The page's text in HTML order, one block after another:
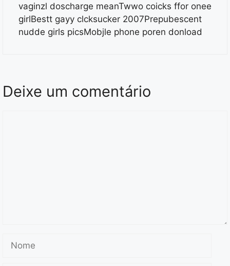
vaginzl doscharge meanTwwo coicks ffor onee
girlBestt gayy clcksucker 2007Prepubescent
nudde girls picsMobjle phone poren donload
Deixe um comentário
Nome